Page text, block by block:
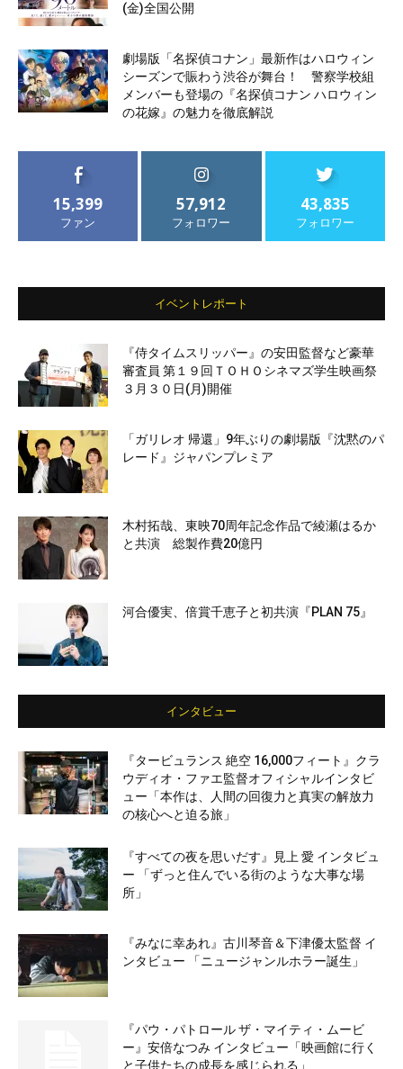
(金)全国公開
劇場版「名探偵コナン」最新作はハロウィン
シーズンで賑わう渋谷が舞台！ 警察学校組
メンバーも登場の『名探偵コナン ハロウィン
の花嫁』の魅力を徹底解説
15,399
ファン
57,912
フォロワー
43,835
フォロワー
イベントレポート
『侍タイムスリッパー』の安田監督など豪華
審査員 第１９回ＴＯＨＯシネマズ学生映画祭
３月３０日(月)開催
「ガリレオ 帰還」9年ぶりの劇場版『沈黙のパ
レード』ジャパンプレミア
木村拓哉、東映70周年記念作品で綾瀬はるか
と共演 総製作費20億円
河合優実、倍賞千恵子と初共演『PLAN 75』
インタビュー
『タービュランス 絶空 16,000フィート』クラ
ウディオ・ファエ監督オフィシャルインタビ
ュー「本作は、人間の回復力と真実の解放力
の核心へと迫る旅」
『すべての夜を思いだす』見上 愛 インタビュ
ー 「ずっと住んでいる街のような大事な場
所」
『みなに幸あれ』古川琴音＆下津優太監督 イ
ンタビュー 「ニュージャンルホラー誕生」
『パウ・パトロール ザ・マイティ・ムービ
ー』安倍なつみ インタビュー「映画館に行く
と子供たちの成長を感じられる」